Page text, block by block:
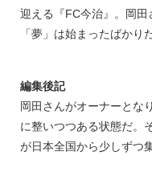
迎える『FC今治』。岡
「夢」は始まったばかり
編集後記
岡田さんがオーナーとな
に整いつつある状態だ。
が日本全国から少しずつ